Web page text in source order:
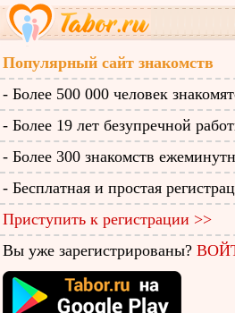
Популярный сайт знакомств
- Более 500 000 человек
- Более 19 лет безупречной
- Более 300 знакомств
- Бесплатная и простая
Приступить к регистрации >>
Вы уже зарегистрированы?